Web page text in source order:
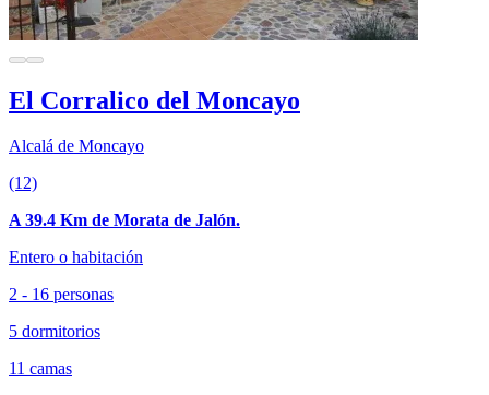
El Corralico del Moncayo
Alcalá de Moncayo
(12)
A 39.4 Km de Morata de Jalón.
Entero o habitación
2 - 16 personas
5 dormitorios
11 camas